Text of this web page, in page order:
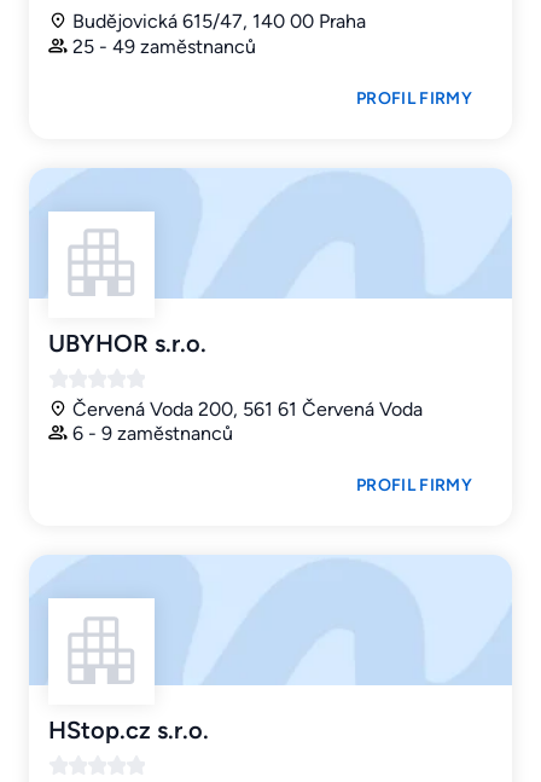
Budějovická 615/47, 140 00 Praha
25 - 49 zaměstnanců
PROFIL FIRMY
UBYHOR s.r.o.
Červená Voda 200, 561 61 Červená Voda
6 - 9 zaměstnanců
PROFIL FIRMY
HStop.cz s.r.o.